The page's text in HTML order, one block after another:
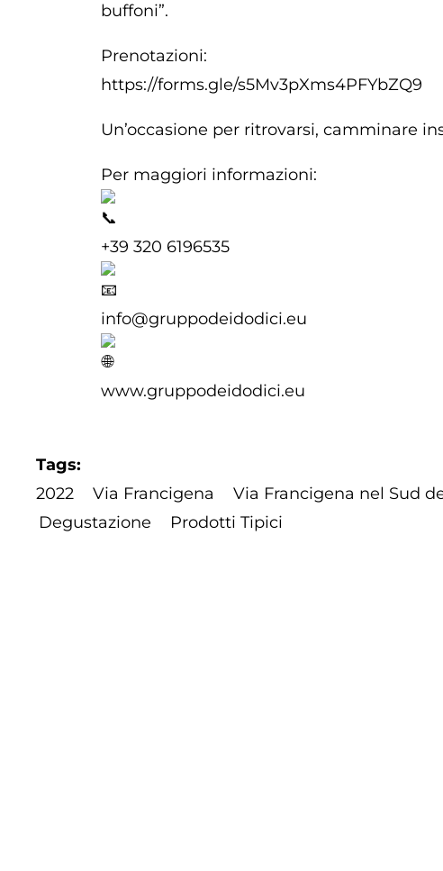
buffoni”.
Prenotazioni:
https://forms.gle/s5Mv3pXms4PFYbZQ9
Un’occasione per ritrovarsi, camminare
Per maggiori informazioni:
+39 320 6196535
info@gruppodeidodici.eu
www.gruppodeidodici.eu
Tags
2022
Via Francigena Via Francigena nel Sud
Degustazione
Prodotti Tipici